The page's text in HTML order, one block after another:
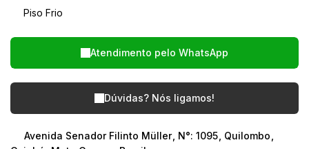
Piso Frio
Atendimento pelo WhatsApp
Dúvidas? Nós ligamos!
Avenida Senador Filinto Müller N°: 1095 Quilombo